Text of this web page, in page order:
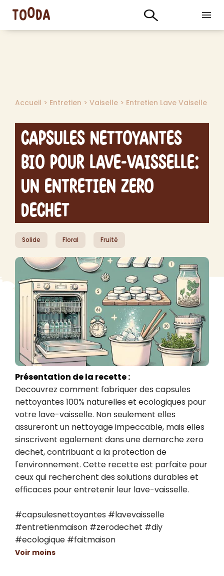
Accueil > Entretien > Vaiselle > Entretien Lave Vaiselle
Capsules Nettoyantes
Bio pour Lave-Vaisselle:
Un Entretien Zero
Dechet
Solide Floral Fruité
Présentation de la recette :
Decouvrez comment fabriquer des capsules
nettoyantes 100% naturelles et ecologiques pour
votre lave-vaisselle. Non seulement elles
assureront un nettoyage impeccable, mais elles
sinscrivent egalement dans une demarche zero
dechet, contribuant a la protection de
l'environnement. Cette recette est parfaite pour
ceux qui recherchent des solutions durables et
efficaces pour entretenir leur lave-vaisselle.
#capsulesnettoyantes #lavevaisselle
#entretienmaison #zerodechet #diy
#ecologique #faitmaison
Voir moins